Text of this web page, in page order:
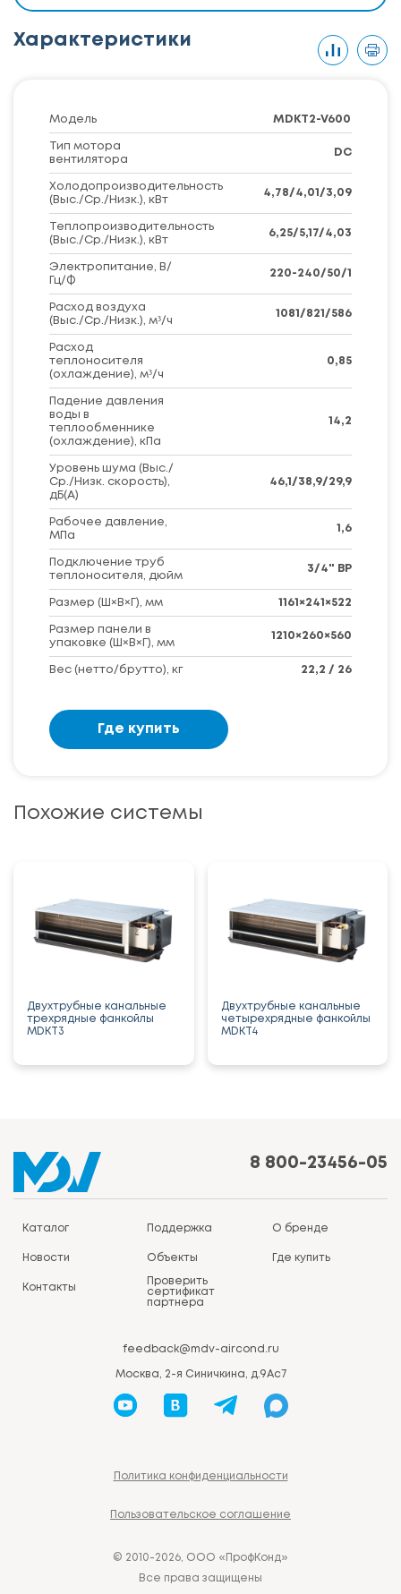
Характеристики
Модель MDKT2-V600
Тип мотора
вентилятора
DC
Холодопроизводительность
(Выс./Ср./Низк.), кВт
4,78/4,01/3,09
Теплопроизводительность
(Выс./Ср./Низк.), кВт
6,25/5,17/4,03
Электропитание, В/
Гц/Ф
220-240/50/1
Расход воздуха
(Выс./Ср./Низк.), м³/ч
1081/821/586
Расход
теплоносителя
(охлаждение), м³/ч
0,85
Падение давления
воды в
теплообменнике
(охлаждение), кПа
14,2
Уровень шума (Выс./
Ср./Низк. скорость),
дБ(А)
46,1/38,9/29,9
Рабочее давление,
МПа
1,6
Подключение труб
теплоносителя, дюйм
3/4" BP
Размер (Ш×В×Г), мм 1161×241×522
Размер панели в
упаковке (Ш×В×Г), мм
1210×260×560
Вес (нетто/брутто), кг 22,2 / 26
Где купить
Похожие системы
Двухтрубные канальные
трехрядные фанкойлы
MDKT3
Двухтрубные канальные
четырехрядные фанкойлы
MDKT4
8 800-23456-05
Каталог Поддержка О бренде
Новости Объекты Где купить
Контакты
Проверить
сертификат
партнера
feedback@mdv-aircond.ru
Москва, 2-я Синичкина, д.9Ас7
Политика конфиденциальности
Пользовательское соглашение
© 2010-2026, ООО «ПрофКонд»
Все права защищены